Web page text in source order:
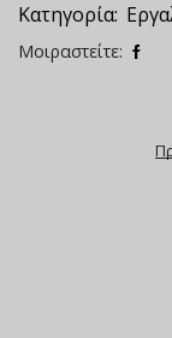
Κατηγορία:
Μοιραστείτε: